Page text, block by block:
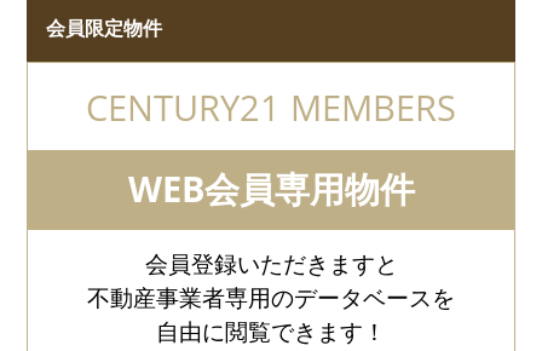
会員限定物件
CENTURY21 MEMBERS
WEB会員専用物件
会員登録いただきますと
不動産事業者専用のデータベースを
自由に閲覧できます！